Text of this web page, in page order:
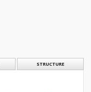
STRUCTURE